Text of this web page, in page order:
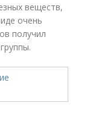
веществ,
очень
получил